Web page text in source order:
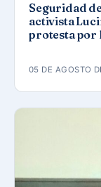
Seguridad
activista
protesta por
05 DE AGOSTO